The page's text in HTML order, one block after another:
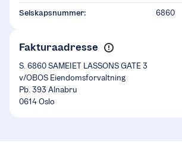
Selskapsnummer: 6860
Fakturaadresse
S. 6860 SAMEIET LASSONS GATE 3
v/OBOS Eiendomsforvaltning
Pb. 393 Alnabru
0614 Oslo